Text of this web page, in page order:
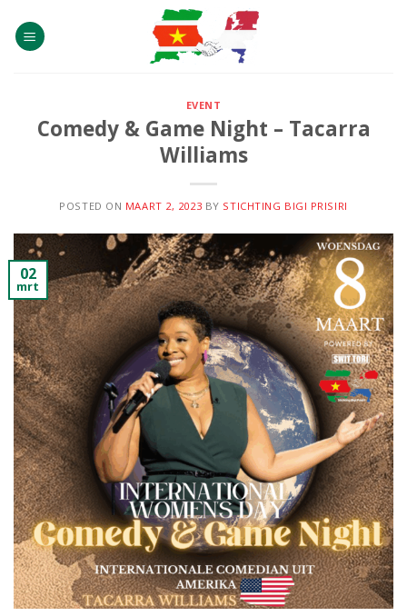
content
EVENT
Comedy & Game Night – Tacarra
Williams
POSTED ON MAART 2, 2023 BY STICHTING BIGI PRISIRI
02
mrt